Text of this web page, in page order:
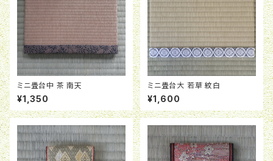
ミニ畳台中 茶 南天
¥1,350
ミニ畳台大 若草 紋白
¥1,600